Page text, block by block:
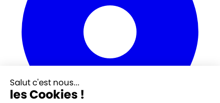
Salut c'est nous...
les Cookies !